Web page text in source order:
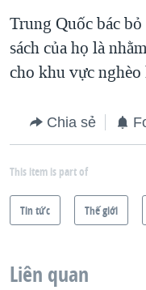
Trung Quốc bác
sách của họ là
cho khu vực nghèo
Chia sẻ
This item is part of
Tin tức Thế giới
Liên quan